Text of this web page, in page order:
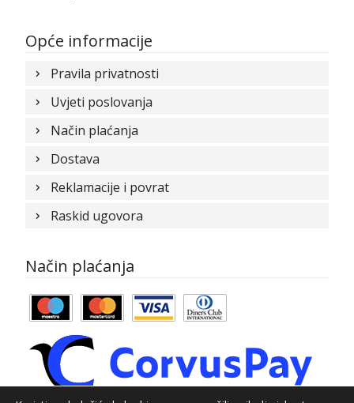
Opće informacije
Pravila privatnosti
Uvjeti poslovanja
Način plaćanja
Dostava
Reklamacije i povrat
Raskid ugovora
Način plaćanja